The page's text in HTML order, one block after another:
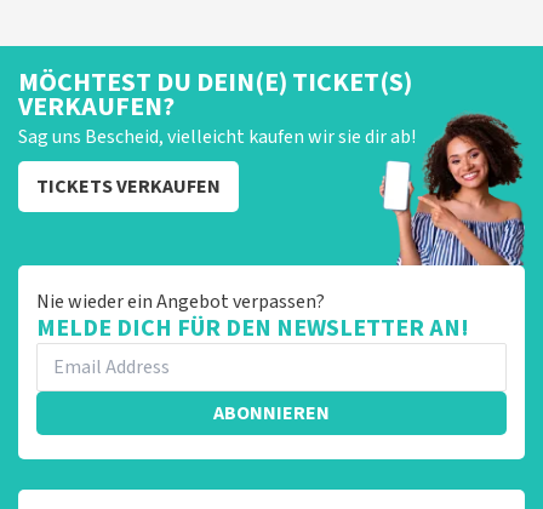
MÖCHTEST DU DEIN(E) TICKET(S)
VERKAUFEN?
Sag uns Bescheid, vielleicht kaufen wir sie dir ab!
TICKETS VERKAUFEN
Nie wieder ein Angebot verpassen?
MELDE DICH FÜR DEN NEWSLETTER AN!
ABONNIEREN